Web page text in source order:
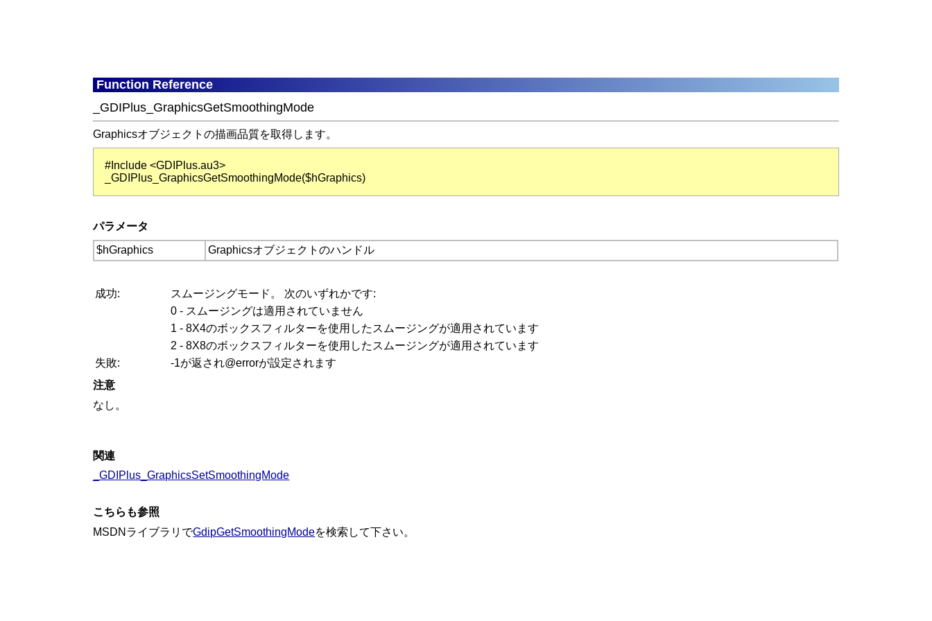
Function Reference
_GDIPlus_GraphicsGetSmoothingMode
Graphicsオブジェクトの描画品質を取得します。
#Include <GDIPlus.au3>
_GDIPlus_GraphicsGetSmoothingMode($hGraphics)
パラメータ
$hGraphics
Graphicsオブジェクトのハンドル
成功:
スムージングモード。 次のいずれかです:
0 - スムージングは適用されていません
1 - 8X4のボックスフィルターを使用したスムージングが適用されています
2 - 8X8のボックスフィルターを使用したスムージングが適用されています
失敗:
-1が返され@errorが設定されます
注意
なし。
関連
_GDIPlus_GraphicsSetSmoothingMode
こちらも参照
MSDNライブラリでGdipGetSmoothingModeを検索して下さい。